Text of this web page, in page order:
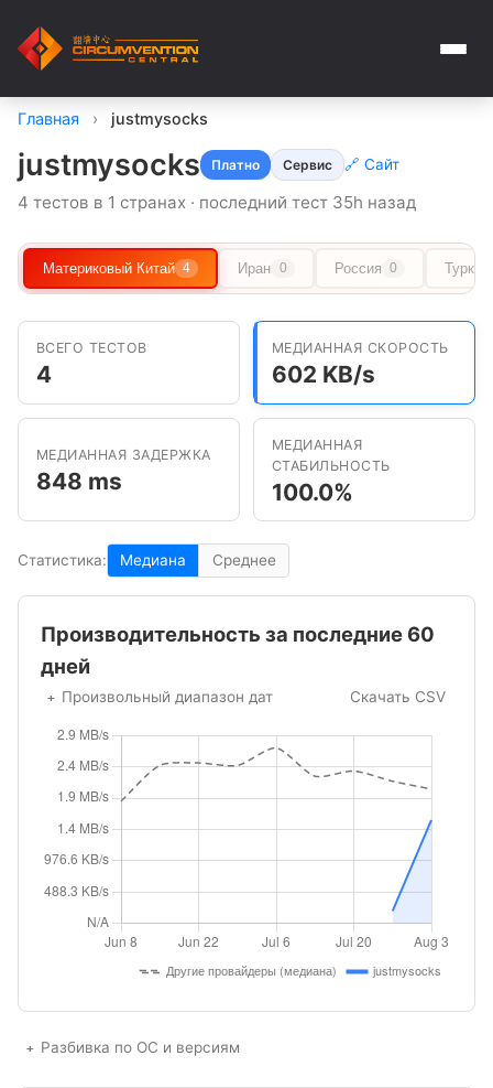
Главная › justmysocks
justmysocks Платно Сервис 🔗 Сайт
4 тестов в 1 странах · последний тест 35h назад
Материковый Китай 4 Иран 0 Россия 0
ВСЕГО ТЕСТОВ
4
МЕДИАННАЯ СКОРОСТЬ
602 KB/s
МЕДИАННАЯ ЗАДЕРЖКА
848 ms
МЕДИАННАЯ
СТАБИЛЬНОСТЬ
100.0%
Статистика: Медиана Среднее
Производительность за последние 60
дней
Произвольный диапазон дат Скачать CSV
Разбивка по ОС и версиям